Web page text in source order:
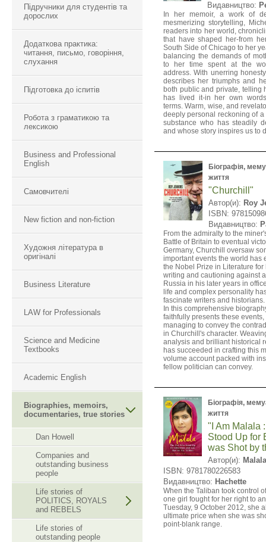
Підручники для студентів та
дорослих
Додаткова практика:
читання, письмо, говоріння,
слухання
Підготовка до іспитів
Робота з граматикою та
лексикою
Business and Professional
English
Самовчителі
New fiction and non-fiction
Художня література в
оригіналі
Business Literature
LAW for Professionals
Science and Medicine
Textbooks
Academic English
Biographies, memoirs,
documentaries, true stories
Dan Howell
Companies and
outstanding business
people
Life stories of
POLITICS, ROYALS
and REBELS
Life stories of
outstanding people
Видавництво:
In her memoir, a work of
mesmerizing storytelling,
readers into her world,
that have shaped her-from
South Side of Chicago to her
balancing the demands of
to her time spent at the
address. With unerring
describes her triumphs and
both public and private, telling
has lived it-in her own
terms. Warm, wise, and
deeply personal reckoning of
substance who has steadily
and whose story inspires us to
Біографія,
життя
"Churchill"
Автор(и): Roy
ISBN:
Видавництво:
From the admiralty to the
Battle of Britain to eventual
Germany, Churchill oversaw
important events the world has
the Nobel Prize in Literature
writing and cautioning against
Russia in his later years in
life and complex personality
fascinate writers and historians.
In this comprehensive
faithfully presents these
managing to convey the
in Churchill's character.
analysis and brilliant historical
has succeeded in crafting this
volume account packed with
fellow politician can convey.
Біографія,
життя
"I Am Malala
Stood Up for
was Shot by
Автор(и):
ISBN: 9781780226583
Видавництво: Hachette
When the Taliban took control
one girl fought for her right to
Tuesday, 9 October 2012, she
ultimate price when she was
point-blank range.